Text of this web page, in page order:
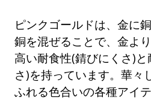
ピンクゴールドは、金に
銅を混ぜることで、金よ
高い耐食性(錆びにくさ)と
さ)を持っています。華々
ふれる色合いの各種アイ